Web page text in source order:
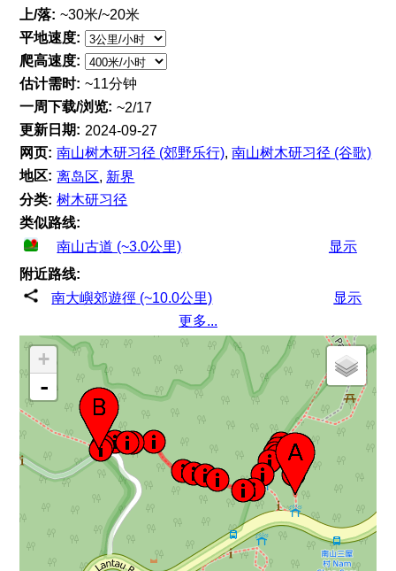
上/落: ~30米/~20米
平地速度:
爬高速度:
估计需时: ~11分钟
一周下载/浏览: ~2/17
更新日期: 2024-09-27
网页: 南山树木研习径 (郊野乐行),南山树木研习径 (谷歌)
地区: 离岛区, 新界
分类: 树木研习径
类似路线:
南山古道 (~3.0公里)
显示
附近路线:
南大嶼郊遊徑 (~10.0公里)
显示
更多...
+
-